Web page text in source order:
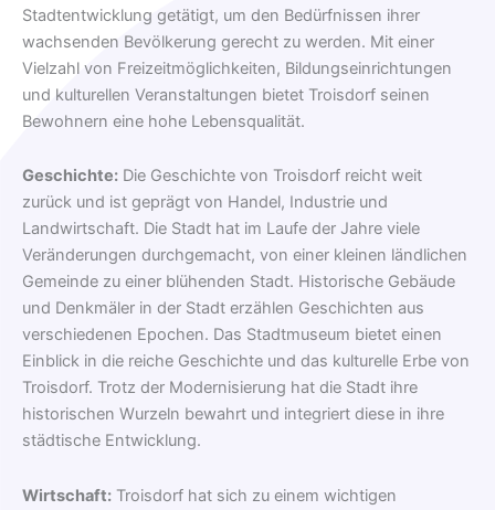
Stadtentwicklung getätigt, um den Bedürfnissen ihrer
wachsenden Bevölkerung gerecht zu werden. Mit einer
Vielzahl von Freizeitmöglichkeiten, Bildungseinrichtungen
und kulturellen Veranstaltungen bietet Troisdorf seinen
Bewohnern eine hohe Lebensqualität.
Geschichte: Die Geschichte von Troisdorf reicht weit
zurück und ist geprägt von Handel, Industrie und
Landwirtschaft. Die Stadt hat im Laufe der Jahre viele
Veränderungen durchgemacht, von einer kleinen ländlichen
Gemeinde zu einer blühenden Stadt. Historische Gebäude
und Denkmäler in der Stadt erzählen Geschichten aus
verschiedenen Epochen. Das Stadtmuseum bietet einen
Einblick in die reiche Geschichte und das kulturelle Erbe von
Troisdorf. Trotz der Modernisierung hat die Stadt ihre
historischen Wurzeln bewahrt und integriert diese in ihre
städtische Entwicklung.
Wirtschaft: Troisdorf hat sich zu einem wichtigen